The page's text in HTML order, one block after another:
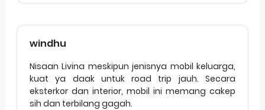
windhu
Nisaan Livina meskipun jenisnya mobil keluarga,
kuat ya daak untuk road trip jauh. Secara
eksterkor dan interior, mobil ini memang cakep
sih dan terbilang gagah.